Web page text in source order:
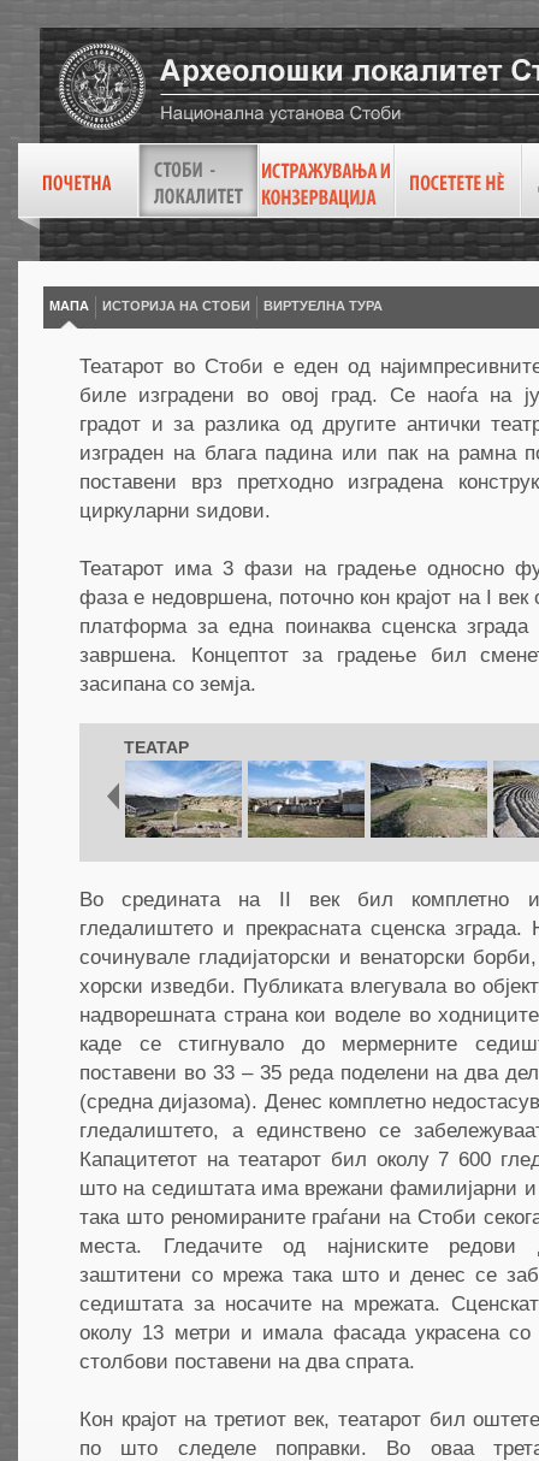
МАПА ИСТОРИЈА НА СТОБИ ВИРТУEЛНА ТУРА
Театарот во Стоби е еден од
биле изградени во овој град. Се наоѓа на
градот и за разлика од другите антички
изграден на блага падина или пак на рамна
поставени врз претходно изградена
циркуларни ѕидови.
Театарот има 3 фази на градење односно
фаза е недовршена, поточно кон крајот на I
платформа за една поинаква сценска
завршена. Концептот за градење бил
засипана со земја.
ТЕАТАР
Во средината на II век бил комплетно
гледалиштето и прекрасната сценска зграда.
сочинувале гладијаторски и венаторски
хорски изведби. Публиката влегувала во
надворешната страна кои воделе во
каде се стигнувало до мермерните
поставени во 33 – 35 реда поделени на два
(средна дијазома). Денес комплетно
гледалиштето, а единствено се
Капацитетот на театарот бил околу 7 600
што на седиштата има врежани фамилијарни
така што реномираните граѓани на Стоби
места. Гледачите од најниските редови
заштитени со мрежа така што и денес се
седиштата за носачите на мрежата.
околу 13 метри и имала фасада украсена со
столбови поставени на два спрата.
Кон крајот на третиот век, театарот бил
по што следеле поправки. Во оваа